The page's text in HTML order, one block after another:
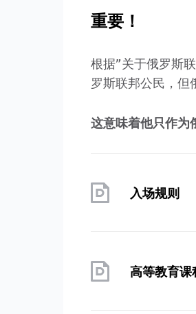
重要！
根据”关于俄罗斯
罗斯联邦公民，但
这意味着他只作为
入场规则
高等教育课